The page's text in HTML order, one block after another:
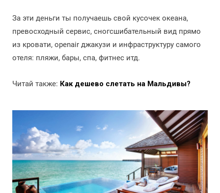
За эти деньги ты получаешь свой кусочек океана,
превосходный сервис, сногсшибательный вид прямо
из кровати, openair джакузи и инфраструктуру самого
отеля: пляжи, бары, спа, фитнес итд.
Читай также: Как дешево слетать на Мальдивы?